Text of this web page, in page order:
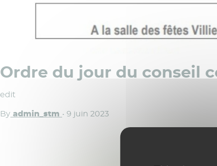
Ordre du jour du conseil
edit
By admin_stm • 9 juin 2023